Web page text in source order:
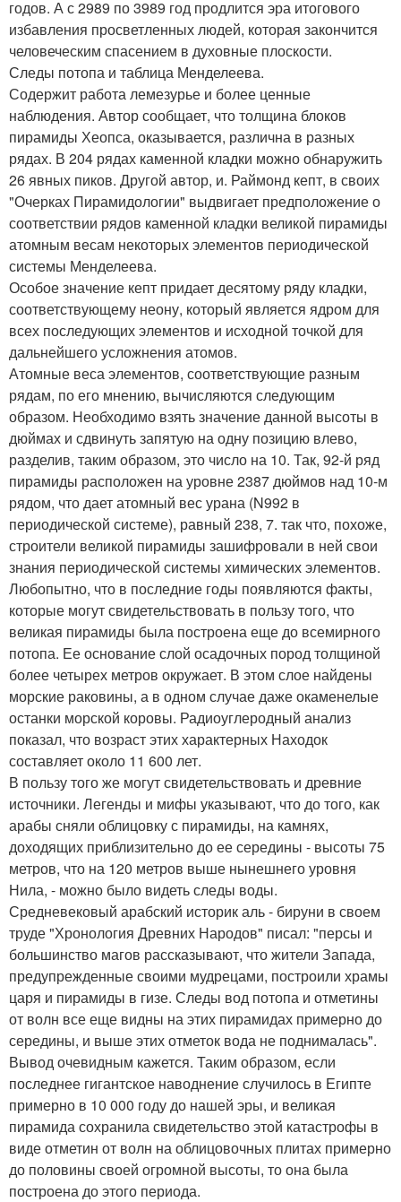
годов. А с 2989 по 3989 год продлится эра итогового
избавления просветленных людей, которая закончится
человеческим спасением в духовные плоскости.
Следы потопа и таблица Менделеева.
Содержит работа лемезурье и более ценные
наблюдения. Автор сообщает, что толщина блоков
пирамиды Хеопса, оказывается, различна в разных
рядах. В 204 рядах каменной кладки можно обнаружить
26 явных пиков. Другой автор, и. Раймонд кепт, в своих
"Очерках Пирамидологии" выдвигает предположение о
соответствии рядов каменной кладки великой пирамиды
атомным весам некоторых элементов периодической
системы Менделеева.
Особое значение кепт придает десятому ряду кладки,
соответствующему неону, который является ядром для
всех последующих элементов и исходной точкой для
дальнейшего усложнения атомов.
Атомные веса элементов, соответствующие разным
рядам, по его мнению, вычисляются следующим
образом. Необходимо взять значение данной высоты в
дюймах и сдвинуть запятую на одну позицию влево,
разделив, таким образом, это число на 10. Так, 92-й ряд
пирамиды расположен на уровне 2387 дюймов над 10-м
рядом, что дает атомный вес урана (N992 в
периодической системе), равный 238, 7. так что, похоже,
строители великой пирамиды зашифровали в ней свои
знания периодической системы химических элементов.
Любопытно, что в последние годы появляются факты,
которые могут свидетельствовать в пользу того, что
великая пирамиды была построена еще до всемирного
потопа. Ее основание слой осадочных пород толщиной
более четырех метров окружает. В этом слое найдены
морские раковины, а в одном случае даже окаменелые
останки морской коровы. Радиоуглеродный анализ
показал, что возраст этих характерных Находок
составляет около 11 600 лет.
В пользу того же могут свидетельствовать и древние
источники. Легенды и мифы указывают, что до того, как
арабы сняли облицовку с пирамиды, на камнях,
доходящих приблизительно до ее середины - высоты 75
метров, что на 120 метров выше нынешнего уровня
Нила, - можно было видеть следы воды.
Средневековый арабский историк аль - бируни в своем
труде "Хронология Древних Народов" писал: "персы и
большинство магов рассказывают, что жители Запада,
предупрежденные своими мудрецами, построили храмы
царя и пирамиды в гизе. Следы вод потопа и отметины
от волн все еще видны на этих пирамидах примерно до
середины, и выше этих отметок вода не поднималась".
Вывод очевидным кажется. Таким образом, если
последнее гигантское наводнение случилось в Египте
примерно в 10 000 году до нашей эры, и великая
пирамида сохранила свидетельство этой катастрофы в
виде отметин от волн на облицовочных плитах примерно
до половины своей огромной высоты, то она была
построена до этого периода.